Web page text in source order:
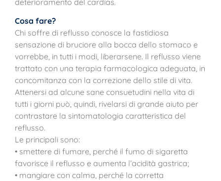
Cosa fare?
Chi soffre di reflusso conosce la fastidiosa
sensazione di bruciore alla bocca dello stomaco e
vorrebbe, in tutti i modi, liberarsene. Il reflusso viene
trattato con una terapia farmacologica adeguata, in
concomitanza con la correzione dello stile di vita.
Attenersi ad alcune sane consuetudini nella vita di
tutti i giorni può, quindi, rivelarsi di grande aiuto per
contrastare la sintomatologia caratteristica del
reflusso.
Le principali sono:
• smettere di fumare, perché il fumo di sigaretta
favorisce il reflusso e aumenta l’acidità gastrica;
• mangiare con calma, perché la corretta